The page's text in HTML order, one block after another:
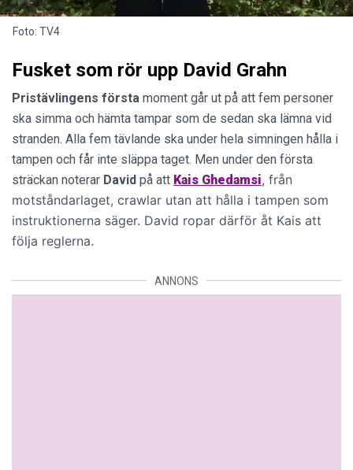
Foto: TV4
Fusket som rör upp David Grahn
Pristävlingens första moment går ut på att fem personer
ska simma och hämta tampar som de sedan ska lämna vid
stranden. Alla fem tävlande ska under hela simningen hålla i
tampen och får inte släppa taget. Men under den första
sträckan noterar David på att Kais Ghedamsi, från
motståndarlaget, crawlar utan att hålla i tampen som
instruktionerna säger. David ropar därför åt Kais att
följa reglerna.
ANNONS